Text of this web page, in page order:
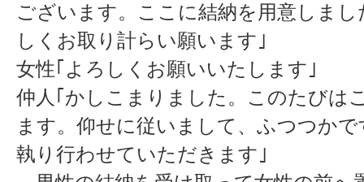
ございます。ここに結納を用意しま
しくお取り計らい願います｣
女性｢よろしくお願いいたします｣
仲人｢かしこまりました。このたびは
ます。仰せに従いまして、ふつつか
執り行わせていただきます｣